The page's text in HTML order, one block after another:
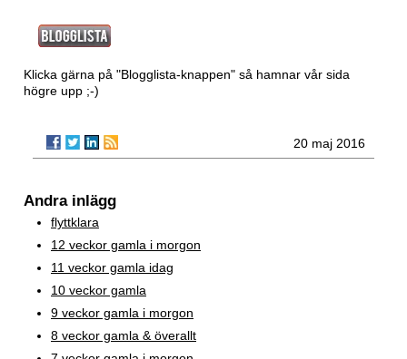
Klicka gärna på "Blogglista-knappen" så hamnar vår sida
högre upp ;-)
20 maj 2016
Andra inlägg
flyttklara
12 veckor gamla i morgon
11 veckor gamla idag
10 veckor gamla
9 veckor gamla i morgon
8 veckor gamla & överallt